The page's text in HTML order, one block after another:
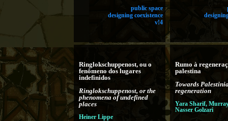
public space
designing coexistence
v!4
Ringlokschuppenost, ou o
fenômeno dos lugares
indefinidos
Ringlokschuppenost, or the
phenomena of undefined
places
Heiner Lippe
Rumo à
palestina
Towards
regeneration
Yara Sharif,
Nasser Golzari